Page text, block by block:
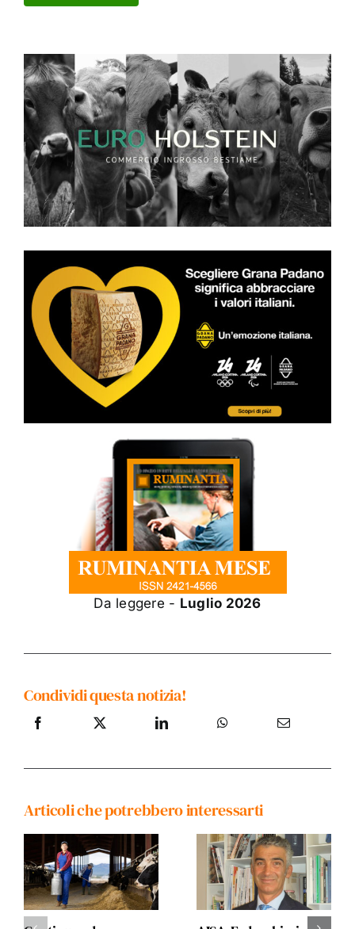
Da leggere - Luglio 2026
Condividi questa notizia!
Articoli che potrebbero interessarti